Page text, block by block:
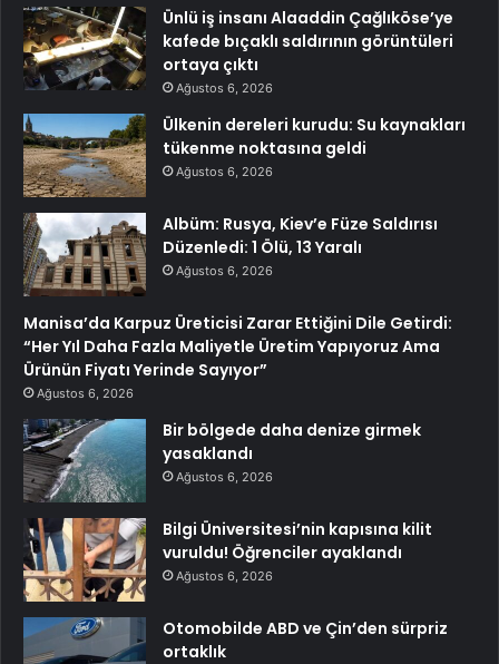
Ünlü iş insanı Alaaddin Çağlıköse’ye
kafede bıçaklı saldırının görüntüleri
ortaya çıktı
Ağustos 6, 2026
Ülkenin dereleri kurudu: Su kaynakları
tükenme noktasına geldi
Ağustos 6, 2026
Albüm: Rusya, Kiev’e Füze Saldırısı
Düzenledi: 1 Ölü, 13 Yaralı
Ağustos 6, 2026
Manisa’da Karpuz Üreticisi Zarar Ettiğini Dile Getirdi:
“Her Yıl Daha Fazla Maliyetle Üretim Yapıyoruz Ama
Ürünün Fiyatı Yerinde Sayıyor”
Ağustos 6, 2026
Bir bölgede daha denize girmek
yasaklandı
Ağustos 6, 2026
Bilgi Üniversitesi’nin kapısına kilit
vuruldu! Öğrenciler ayaklandı
Ağustos 6, 2026
Otomobilde ABD ve Çin’den sürpriz
ortaklık